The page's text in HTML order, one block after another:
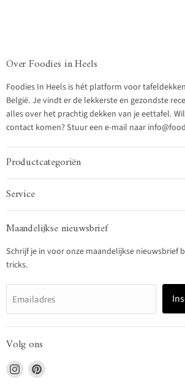
Over Foodies in Heels
Foodies In Heels is hét platform voor
België. Je vindt er de lekkerste en gezondste
alles over het prachtig dekken van je eettafel.
contact komen? Stuur een e-mail naar
Productcategoriën
Service
Maandelijkse nieuwsbrief
Schrijf je in voor onze maandelijkse nieuwsbrief
tricks.
Emailadres
Volg ons
Vind
ons
Vind